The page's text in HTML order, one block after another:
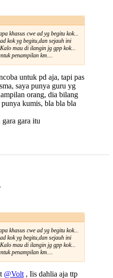
khasus cwe ad yg begitu kok...
kok yg begitu,dan sejauh ini
mau di ilangin jg gpp kok...
penampilan km....
untuk pd aja, tapi pas
saya punya guru yg
orang, dia bilang
kumis, bla bla bla
gara itu
khasus cwe ad yg begitu kok...
kok yg begitu,dan sejauh ini
mau di ilangin jg gpp kok...
penampilan km....
@Volt , Iis dahlia aja ttp